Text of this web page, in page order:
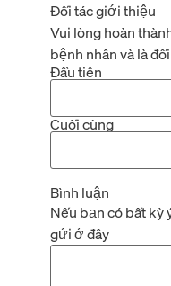
Đối tác giới thiệu
Vui lòng hoàn
bệnh nhân và là
Đầu tiên
Cuối cùng
Bình luận
Nếu bạn có bất kỳ
gửi ở đây